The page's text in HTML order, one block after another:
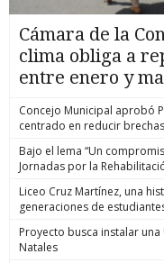
Cámara de la
clima obliga a
entre enero y
Concejo Municipal aprobó
centrado en reducir
Bajo el lema “Un
Jornadas por la
Liceo Cruz Martínez, una
generaciones de
Proyecto busca instalar
Natales